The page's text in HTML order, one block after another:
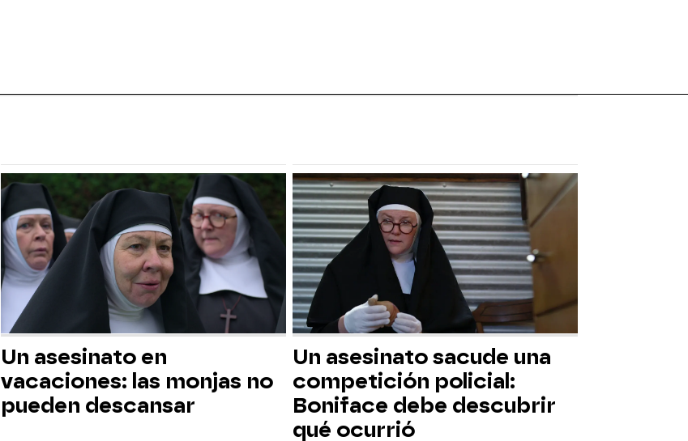
Un asesinato en
vacaciones: las monjas no
pueden descansar
Un asesinato sacude una
competición policial:
Boniface debe descubrir
qué ocurrió